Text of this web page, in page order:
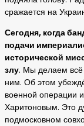
сражается на
Сегодня, когда
подачи
исторической
злу. Мы делаем всё
ним. Об этом
военной операции
Харитоновым. Это
подмосковном